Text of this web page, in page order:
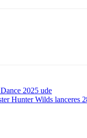
2025 ude
Hunter Wilds lanceres